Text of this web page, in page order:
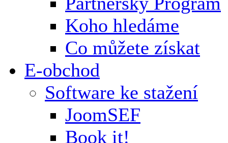
Koho hledáme
Co můžete získat
E-obchod
Software ke stažení
JoomSEF
Book it!